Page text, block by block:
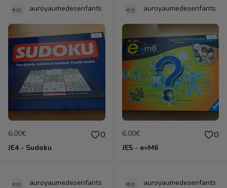
auroyaumedesenfants
6.00€ 0
JE4 - Sudoku
auroyaumedesenfants
6.00€ 0
JE5 - e=M6
auroyaumedesenfants auroyaumedesenfants